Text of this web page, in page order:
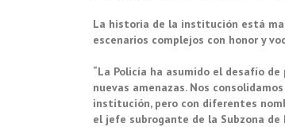
La historia de la institución está
escenarios complejos con honor y
“La Policía ha asumido el desafío
nuevas amenazas. Nos
institución, pero con diferentes
el jefe subrogante de la Subzona de